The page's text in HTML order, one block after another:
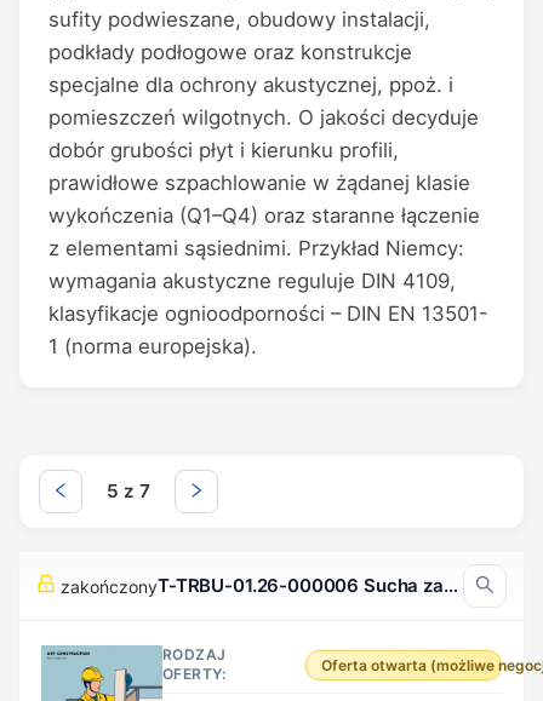
sufity podwieszane, obudowy instalacji,
podkłady podłogowe oraz konstrukcje
specjalne dla ochrony akustycznej, ppoż. i
pomieszczeń wilgotnych. O jakości decyduje
dobór grubości płyt i kierunku profili,
prawidłowe szpachlowanie w żądanej klasie
wykończenia (Q1–Q4) oraz staranne łączenie
z elementami sąsiednimi. Przykład Niemcy:
wymagania akustyczne reguluje DIN 4109,
klasyfikacje ognioodporności – DIN EN 13501-
1 (norma europejska).
5 z 7
zakończony T-TRBU-01.26-000006 Sucha zabudowa, Niemcy
RODZAJ
OFERTY:
Oferta otwarta (możliwe